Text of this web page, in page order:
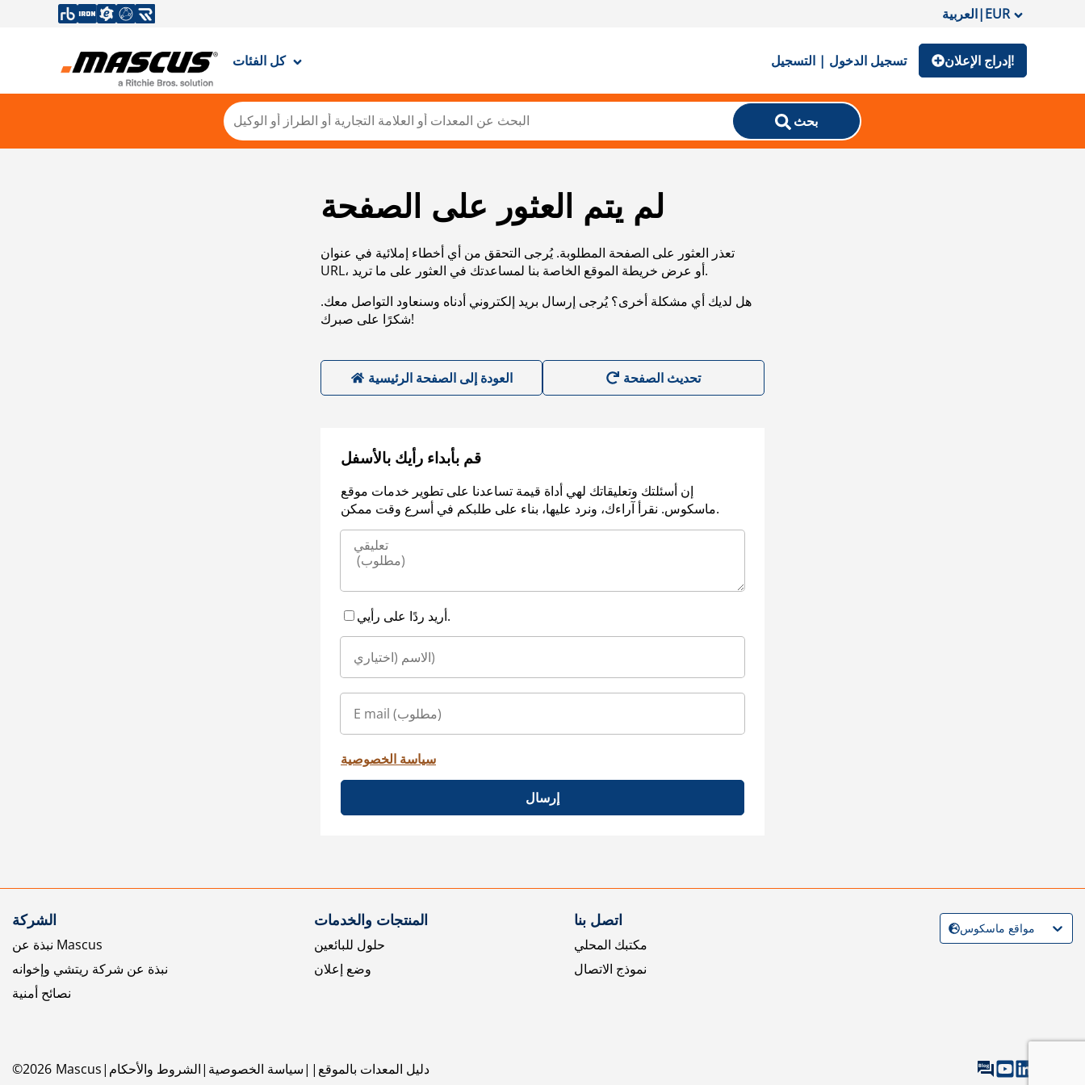
العربية|EUR
كل الفئات تسجيل الدخول | التسجيل إدراج الإعلان!
بحث
لم يتم العثور على الصفحة
تعذر العثور على الصفحة المطلوبة. يُرجى التحقق من أي أخطاء إملائية في عنوان
URL، أو عرض خريطة الموقع الخاصة بنا لمساعدتك في العثور على ما تريد.
هل لديك أي مشكلة أخرى؟ يُرجى إرسال بريد إلكتروني أدناه وسنعاود التواصل معك.
شكرًا على صبرك!
العودة إلى الصفحة الرئيسية
قم بأبداء رأيك بالأسفل
إن أسئلتك وتعليقاتك لهي أداة قيمة تساعدنا على تطوير خدمات موقع
ماسكوس. نقرأ آراءك، ونرد عليها، بناء على طلبكم في أسرع وقت ممكن.
أريد ردًا على رأيي.
سياسة الخصوصية
إرسال
الشركة
نبذة عن Mascus
نبذة عن شركة ريتشي وإخوانه
نصائح أمنية
المنتجات والخدمات
حلول للبائعين
وضع إعلان
اتصل بنا
مكتبك المحلي
نموذج الاتصال
©2026 Mascus الشروط والأحكام سياسة الخصوصية دليل المعدات بالموقع
مواقع ماسكوس